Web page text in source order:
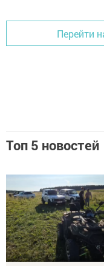
Перейти
Топ 5 новостей